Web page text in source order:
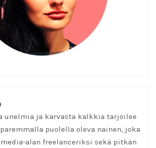
unelmia ja karvasta kalkkia tarjoilee
puolella oleva nainen, joka
alan freelanceriksi sekä pitkän